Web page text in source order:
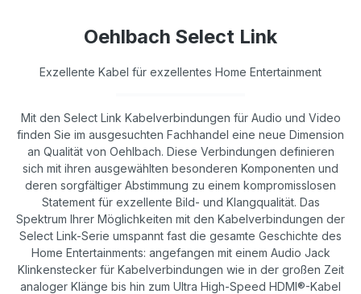
Oehlbach Select Link
Exzellente Kabel für exzellentes Home Entertainment
Mit den Select Link Kabelverbindungen für Audio und Video
finden Sie im ausgesuchten Fachhandel eine neue Dimension
an Qualität von Oehlbach. Diese Verbindungen definieren
sich mit ihren ausgewählten besonderen Komponenten und
deren sorgfältiger Abstimmung zu einem kompromisslosen
Statement für exzellente Bild- und Klangqualität. Das
Spektrum Ihrer Möglichkeiten mit den Kabelverbindungen der
Select Link-Serie umspannt fast die gesamte Geschichte des
Home Entertainments: angefangen mit einem Audio Jack
Klinkenstecker für Kabelverbindungen wie in der großen Zeit
analoger Klänge bis hin zum Ultra High-Speed HDMI®-Kabel